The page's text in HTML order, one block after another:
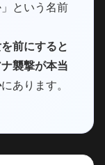
という名前
前にすると
襲撃が本当
にあります。